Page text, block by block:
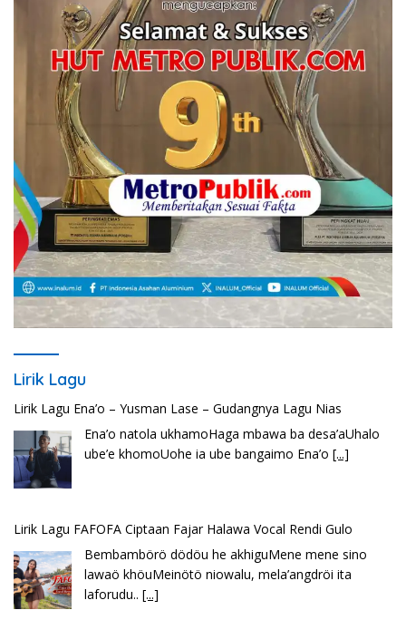
Lirik Lagu
Lirik Lagu Ena’o – Yusman Lase – Gudangnya Lagu Nias
Ena’o natola ukhamoHaga mbawa ba desa’aUhalo
ube’e khomoUohe ia ube bangaimo Ena’o [...]
Lirik Lagu FAFOFA Ciptaan Fajar Halawa Vocal Rendi Gulo
Bembambörö dödöu he akhiguMene mene sino
lawaö khöuMeinötö niowalu, mela’angdröi ita
laforudu.. [...]